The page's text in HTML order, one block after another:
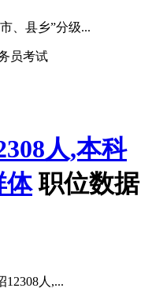
、县乡”分级...
员考试
人,本科
体 职位数据
人,...